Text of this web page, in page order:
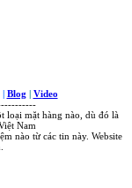
| Blog | Video
loại mặt hàng nào, dù đó là
Nam
nào từ các tin này. Website